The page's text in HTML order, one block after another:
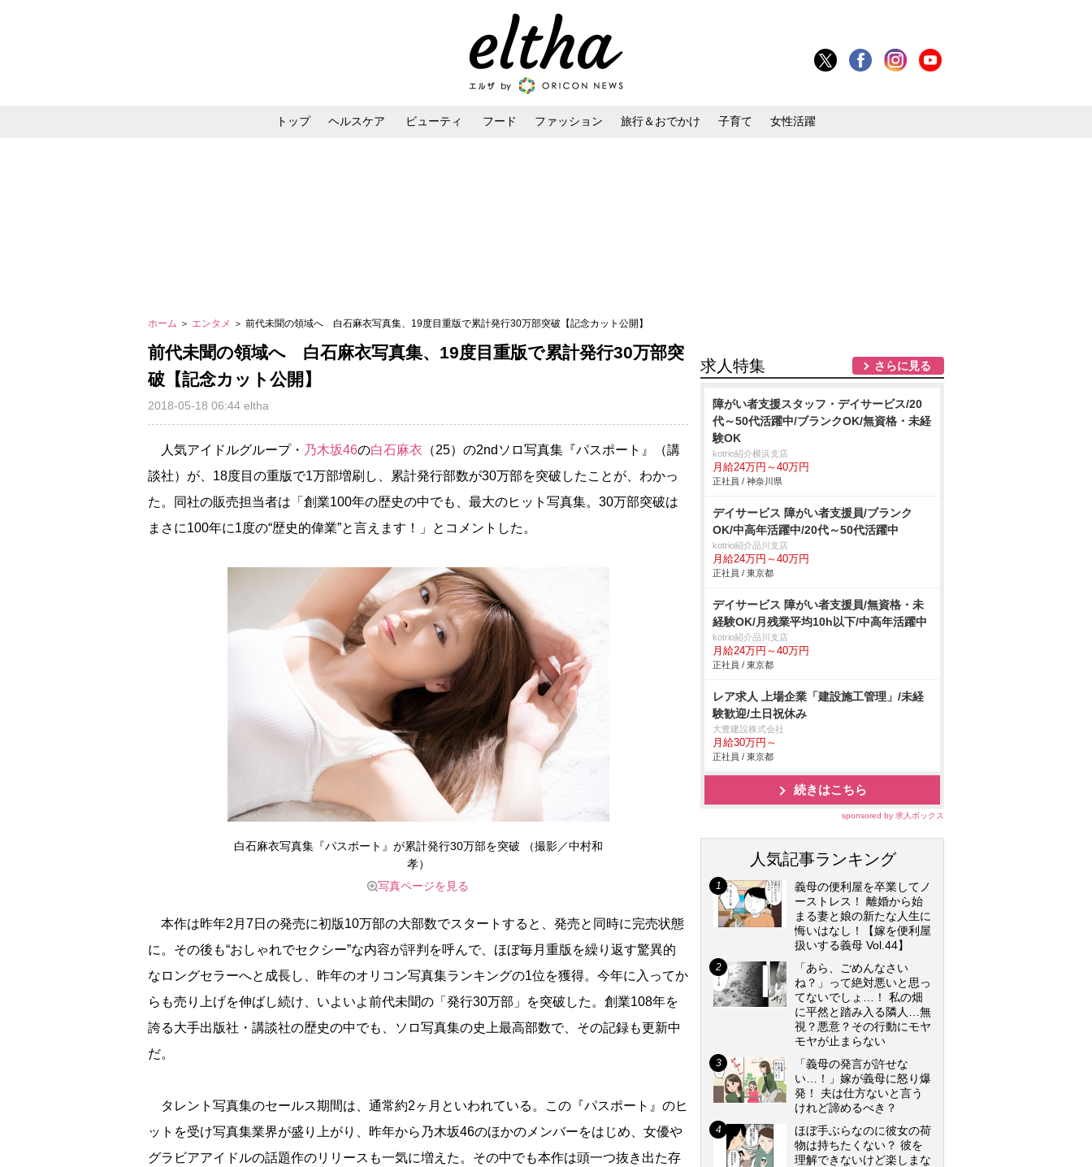
トップ ヘルスケア ビューティ フード ファッション 旅行＆おでかけ 子育て 女性活躍
ホーム ＞ エンタメ ＞ 前代未聞の領域へ 白石麻衣写真集、19度目重版で累計発行30万部突破【記念カット公開】
前代未聞の領域へ 白石麻衣写真集、19度目重版で累計発行30万部突
破【記念カット公開】
2018-05-18 06:44 eltha
人気アイドルグループ・ 乃木坂46の白石麻衣 （25）の2ndソロ写真集『パスポート』（講
談社）が、18度目の重版で1万部増刷し、累計発行部数が30万部を突破したことが、わかっ
た。同社の販売担当者は「創業100年の歴史の中でも、最大のヒット写真集。30万部突破は
まさに100年に1度の“歴史的偉業”と言えます！」とコメントした。
白石麻衣写真集『パスポート』が累計発行30万部を突破 （撮影／中村和
孝）
写真ページを見る
本作は昨年2月7日の発売に初版10万部の大部数でスタートすると、発売と同時に完売状態
に。その後も“おしゃれでセクシー”な内容が評判を呼んで、ほぼ毎月重版を繰り返す驚異的
なロングセラーへと成長し、昨年のオリコン写真集ランキングの1位を獲得。今年に入ってか
らも売り上げを伸ばし続け、いよいよ前代未聞の「発行30万部」を突破した。創業108年を
誇る大手出版社・講談社の歴史の中でも、ソロ写真集の史上最高部数で、その記録も更新中
だ。
タレント写真集のセールス期間は、通常約2ヶ月といわれている。この『パスポート』のヒ
ットを受け写真集業界が盛り上がり、昨年から乃木坂46のほかのメンバーをはじめ、女優
グラビアアイドルの話題作のリリースも一気に増えた。その中でも本作は頭一つ抜き出た存
求人特集 さらに見る
障がい者支援スタッフ・デイサービス/20
代～50代活躍中/ブランクOK/無資格・未経
験OK
kotrio紹介横浜支店
月給24万円～40万円
正社員 / 神奈川県
デイサービス 障がい者支援員/ブランク
OK/中高年活躍中/20代～50代活躍中
kotrio紹介品川支店
月給24万円～40万円
正社員 / 東京都
デイサービス 障がい者支援員/無資格・未
経験OK/月残業平均10h以下/中高年活躍中
kotrio紹介品川支店
月給24万円～40万円
正社員 / 東京都
レア求人 上場企業「建設施工管理」/未経
験歓迎/土日祝休み
大豊建設株式会社
月給30万円～
正社員 / 東京都
続きはこちら
sponsored by 求人ボックス
人気記事ランキング
義母の便利屋を卒業してノ
ーストレス！ 離婚から始
まる妻と娘の新たな人生に
悔いはなし！【嫁を便利屋
扱いする義母 Vol.44】
「あら、ごめんなさい
ね？」って絶対悪いと思っ
てないでしょ…！ 私の畑
に平然と踏み入る隣人…無
視？悪意？その行動にモヤ
モヤが止まらない
「義母の発言が許せな
い…！」嫁が義母に怒り爆
発！ 夫は仕方ないと言う
けれど諦めるべき？
ほぼ手ぶらなのに彼女の荷
物は持ちたくない？ 彼を
理解できないけど楽しまな